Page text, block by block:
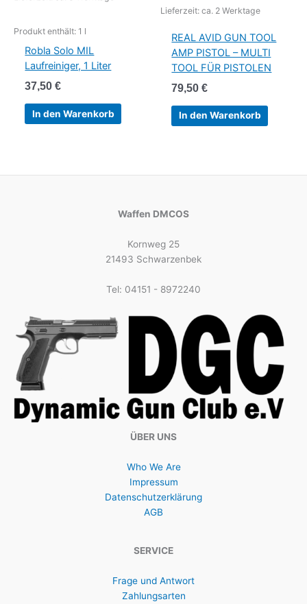
Produkt enthält: 1 l
Robla Solo MIL
Laufreiniger, 1 Liter
37,50€
In den Warenkorb
Lieferzeit: ca. 2 Werktage
REAL AVID GUN TOOL
AMP PISTOL – MULTI
TOOL FÜR PISTOLEN
79,50€
In den Warenkorb
Waffen DMCOS
Kornweg 25
21493 Schwarzenbek
Tel: 04151 - 8972240
ÜBER UNS
Who We Are
Impressum
Datenschutzerklärung
AGB
SERVICE
Frage und Antwort
Zahlungsarten